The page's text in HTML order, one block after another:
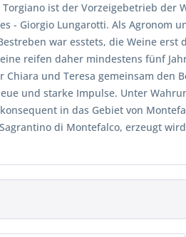
ist der Vorzeigebetrieb
- Giorgio Lungarotti. Als Agronom
war esstets, die Weine
reifen daher mindestens fünf
Chiara und Teresa gemeinsam
und starke Impulse. Unter
in das Gebiet von
di Montefalco, erzeugt